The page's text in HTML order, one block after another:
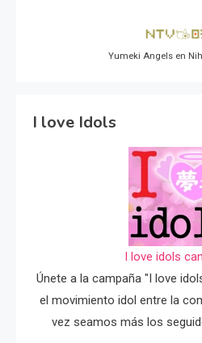
Yumeki Angels en
I love Idols
I love idols
Únete a la campaña "I love
el movimiento idol entre la
vez seamos más los